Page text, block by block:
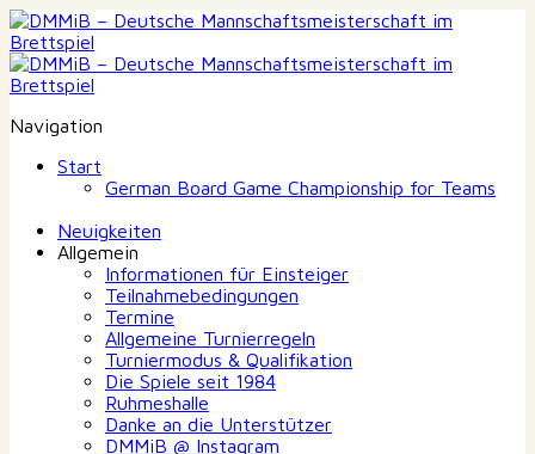
Navigation
Start
German Board Game Championship for Teams
Neuigkeiten
Allgemein
Informationen für Einsteiger
Teilnahmebedingungen
Termine
Allgemeine Turnierregeln
Turniermodus & Qualifikation
Die Spiele seit 1984
Ruhmeshalle
Danke an die Unterstützer
DMMiB @ Instagram